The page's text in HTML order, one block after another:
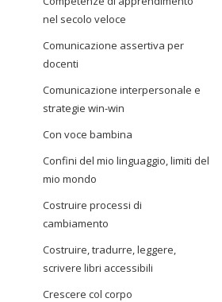
nel secolo veloce
Comunicazione assertiva per
docenti
Comunicazione interpersonale e
strategie win-win
Con voce bambina
Confini del mio linguaggio, limiti del
mio mondo
Costruire processi di
cambiamento
Costruire, tradurre, leggere,
scrivere libri accessibili
Crescere col corpo